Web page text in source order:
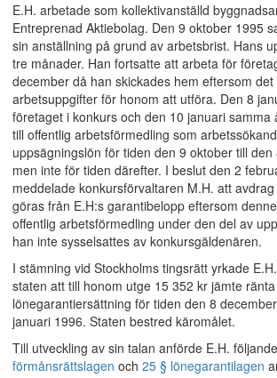
E.H. arbetade som kollektivanställd
Entreprenad Aktiebolag. Den 9 oktober 1995
sin anställning på grund av arbetsbrist. Hans
tre månader. Han fortsatte att arbeta för
december då han skickades hem eftersom
arbetsuppgifter för honom att utföra. Den 8
företaget i konkurs och den 10 januari samma
till offentlig arbetsförmedling som
uppsägningslön för tiden den 9 oktober till
men inte för tiden därefter. I beslut den 2
meddelade konkursförvaltaren M.H. att
göras från E.H:s garantibelopp eftersom
offentlig arbetsförmedling under den del av
han inte sysselsattes av konkursgäldenären.
I stämning vid Stockholms tingsrätt yrkade
staten att till honom utge 15 352 kr jämte
lönegarantiersättning för tiden den 8
januari 1996. Staten bestred käromålet.
Till utveckling av sin talan anförde E.H.
förmånsrättslagen och 25 § lönegarantilagen